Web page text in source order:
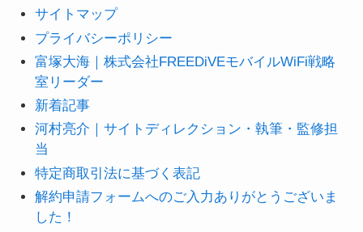
サイトマップ
プライバシーポリシー
富塚大海｜株式会社FREEDiVEモバイルWiFi戦略
室リーダー
新着記事
河村亮介｜サイトディレクション・執筆・監修担
当
特定商取引法に基づく表記
解約申請フォームへのご入力ありがとうございま
した！